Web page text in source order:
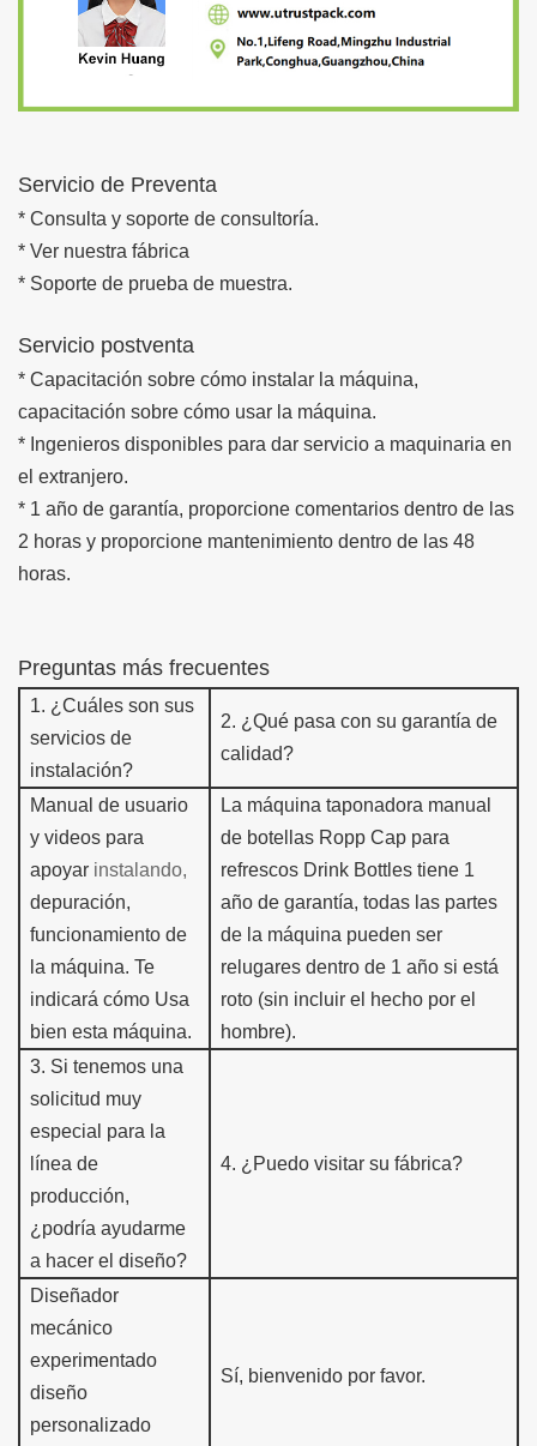
Servicio de Preventa
* Consulta y soporte de consultoría.
* Ver nuestra fábrica
* Soporte de prueba de muestra.
Servicio postventa
* Capacitación sobre cómo instalar la máquina,
capacitación sobre cómo usar la máquina.
* Ingenieros disponibles para dar servicio a maquinaria en
el extranjero.
* 1 año de garantía, proporcione comentarios dentro de las
2 horas y proporcione mantenimiento dentro de las 48
horas.
Preguntas más frecuentes
1. ¿Cuáles son sus
servicios de
instalación?
2. ¿Qué pasa con su garantía de
calidad?
Manual de usuario
y videos para
apoyar instalando,
depuración,
funcionamiento de
la máquina. Te
indicará cómo Usa
bien esta máquina.
La máquina taponadora manual
de botellas Ropp Cap para
refrescos Drink Bottles tiene 1
año de garantía, todas las partes
de la máquina pueden ser
re lugares dentro de 1 año si está
roto (sin incluir el hecho por el
hombre).
3. Si tenemos una
solicitud muy
especial para la
línea de
producción,
¿podría ayudarme
a hacer el diseño?
4. ¿Puedo visitar su fábrica?
Diseñador
mecánico
experimentado
diseño
personalizado
Sí, bienvenido por favor.